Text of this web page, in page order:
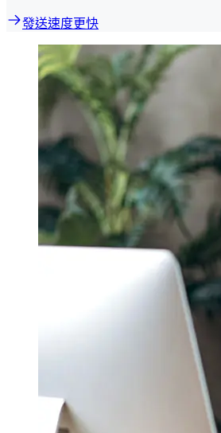
發送速度更快